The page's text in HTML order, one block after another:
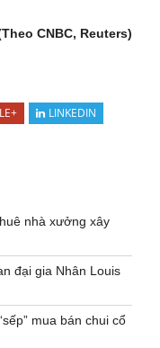
CNBC, Reuters)
LINKEDIN
nhà xưởng xây
đại gia Nhân Louis
mua bán chui cổ